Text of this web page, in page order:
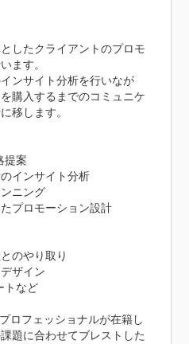
したクライアントのプロモ
ます。
ンサイト分析を行いなが
購入するまでのコミュニケ
移します。
提案
インサイト分析
ニング
プロモーション設計
のやり取り
ザイン
トなど
ロフェッショナルが在籍し
題に合わせてブレストした